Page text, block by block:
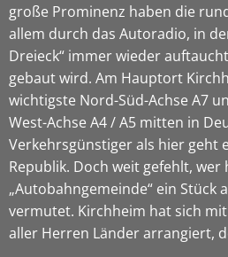
große Prominenz haben die
allem durch das Autoradio, in
Dreieck“ immer wieder
gebaut wird. Am Hauptort
wichtigste Nord-Süd-Achse A7
West-Achse A4 / A5 mitten in
Verkehrsgünstiger als hier geht
Republik. Doch weit gefehlt,
„Autobahngemeinde“ ein Stück
vermutet. Kirchheim hat sich
aller Herren Länder arrangiert,